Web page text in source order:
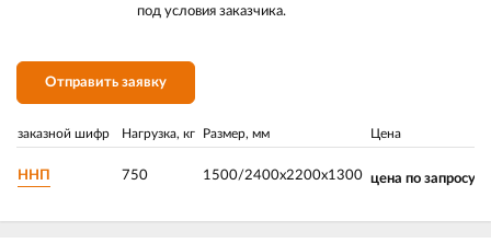
под условия заказчика.
Отправить заявку
заказной шифр Нагрузка, кг Размер, мм Цена
ННП 750 1500/2400х2200х1300 цена по запросу